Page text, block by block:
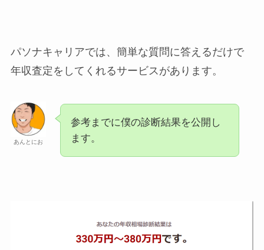
パソナキャリアでは、簡単な質問に答えるだけで
年収査定をしてくれるサービスがあります。
あんとにお
参考までに僕の診断結果を公開し
ます。